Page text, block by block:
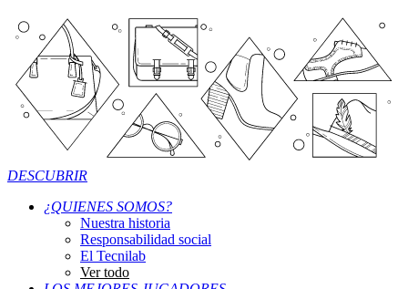
DESCUBRIR
¿QUIENES SOMOS?
Nuestra historia
Responsabilidad social
El Tecnilab
Ver todo